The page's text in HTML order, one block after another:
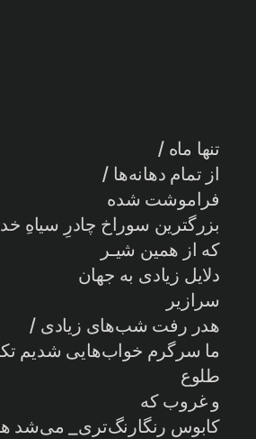
تنها ماه /
از تمام دهانه‌ها /
فراموشت شده
بزرگترین سوراخ چادرِ سیاهِ
که از همین شیـر
دلایل زیادی به جهان
سرازیر
هدر رفت شب‌های زیادی /
ما سرگرم خواب‌هایی شدیم
طلوع
و غروب که
کابوس رنگارنگ‌تری_ می‌شد